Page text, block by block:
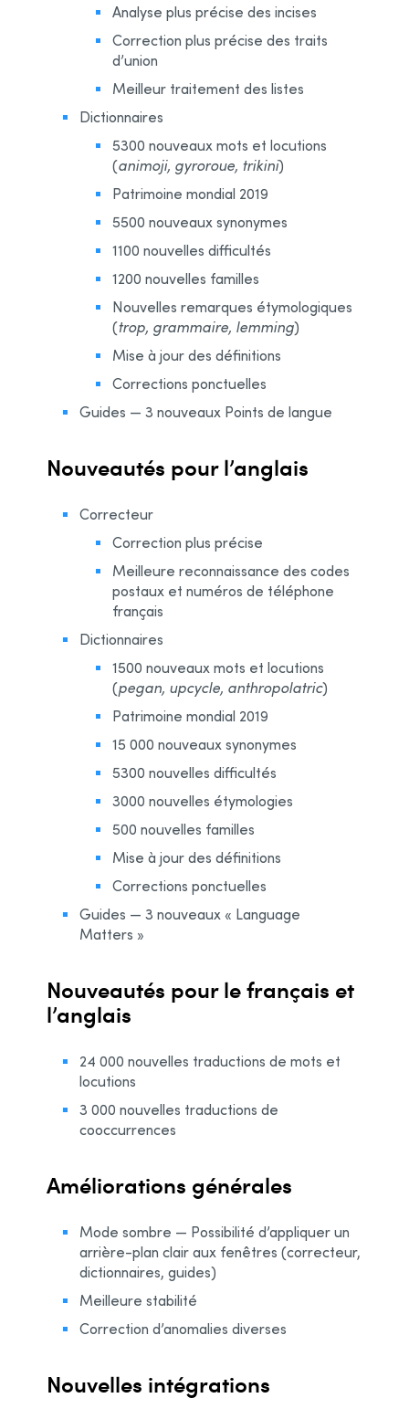
Analyse plus précise des incises
Correction plus précise des traits
d’union
Meilleur traitement des listes
Dictionnaires
5300 nouveaux mots et locutions
(animoji, gyroroue, trikini)
Patrimoine mondial 2019
5500 nouveaux synonymes
1100 nouvelles difficultés
1200 nouvelles familles
Nouvelles remarques étymologiques
(trop, grammaire, lemming)
Mise à jour des définitions
Corrections ponctuelles
Guides — 3 nouveaux Points de langue
Nouveautés pour l’anglais
Correcteur
Correction plus précise
Meilleure reconnaissance des codes
postaux et numéros de téléphone
français
Dictionnaires
1500 nouveaux mots et locutions
(pegan, upcycle, anthropolatric)
Patrimoine mondial 2019
15 000 nouveaux synonymes
5300 nouvelles difficultés
3000 nouvelles étymologies
500 nouvelles familles
Mise à jour des définitions
Corrections ponctuelles
Guides — 3 nouveaux « Language
Matters »
Nouveautés pour le français et
l’anglais
24 000 nouvelles traductions de mots et
locutions
3 000 nouvelles traductions de
cooccurrences
Améliorations générales
Mode sombre — Possibilité d’appliquer un
arrière-plan clair aux fenêtres (correcteur,
dictionnaires, guides)
Meilleure stabilité
Correction d’anomalies diverses
Nouvelles intégrations